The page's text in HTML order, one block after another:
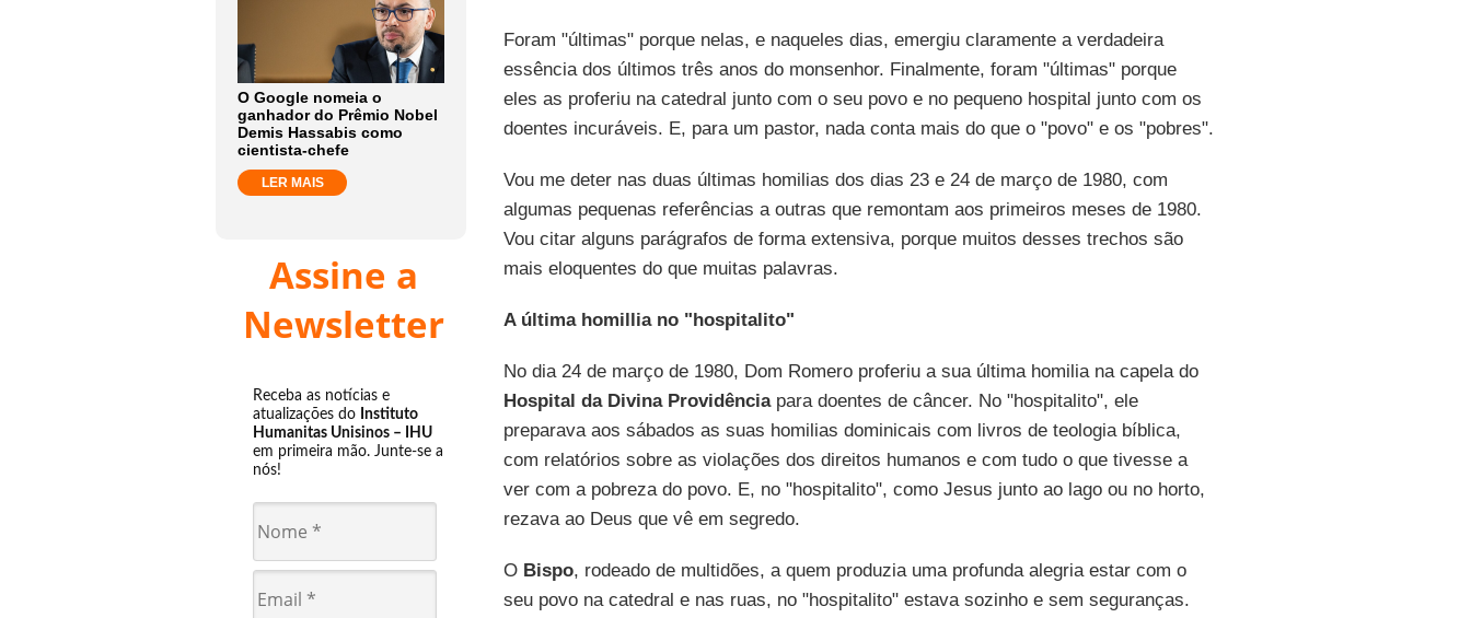
O Google nomeia o
ganhador do Prêmio Nobel
Demis Hassabis como
cientista-chefe
LER MAIS
Assine a
Newsletter
Receba as notícias e
atualizações do Instituto
Humanitas Unisinos – IHU
em primeira mão. Junte-se a
nós!
Foram "últimas" porque nelas, e naqueles dias, emergiu claramente a verdadeira
essência dos últimos três anos do monsenhor. Finalmente, foram "últimas" porque
eles as proferiu na catedral junto com o seu povo e no pequeno hospital junto com os
doentes incuráveis. E, para um pastor, nada conta mais do que o "povo" e os "pobres".
Vou me deter nas duas últimas homilias dos dias 23 e 24 de março de 1980, com
algumas pequenas referências a outras que remontam aos primeiros meses de 1980.
Vou citar alguns parágrafos de forma extensiva, porque muitos desses trechos são
mais eloquentes do que muitas palavras.
A última homillia no "hospitalito"
No dia 24 de março de 1980, Dom Romero proferiu a sua última homilia na capela do
Hospital da Divina Providênciapara doentes de câncer. No "hospitalito", ele
preparava aos sábados as suas homilias dominicais com livros de teologia bíblica,
com relatórios sobre as violações dos direitos humanos e com tudo o que tivesse a
ver com a pobreza do povo. E, no "hospitalito", como Jesus junto ao lago ou no horto,
rezava ao Deus que vê em segredo.
O Bispo, rodeado de multidões, a quem produzia uma profunda alegria estar com o
seu povo na catedral e nas ruas, no "hospitalito" estava sozinho e sem seguranças.